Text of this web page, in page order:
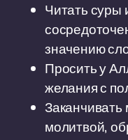
Читать суры
значению
Просить у
желания с
молитвой,